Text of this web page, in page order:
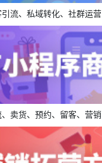
流、私域转化、社群运营
、卖货、预约、留客、营销